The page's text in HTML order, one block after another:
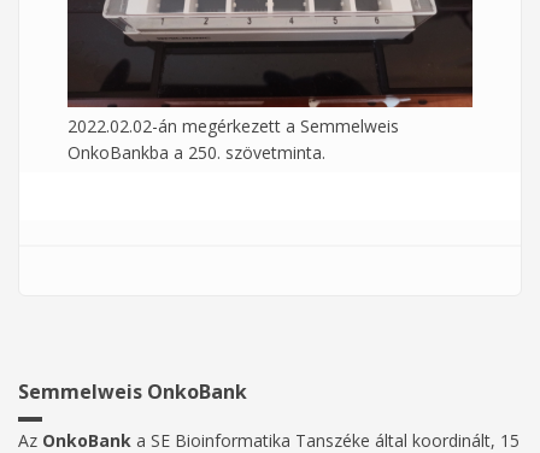
2022.02.02-án megérkezett a Semmelweis
OnkoBankba a 250. szövetminta.
Semmelweis OnkoBank
Az OnkoBank a SE Bioinformatika Tanszéke által koordinált, 15